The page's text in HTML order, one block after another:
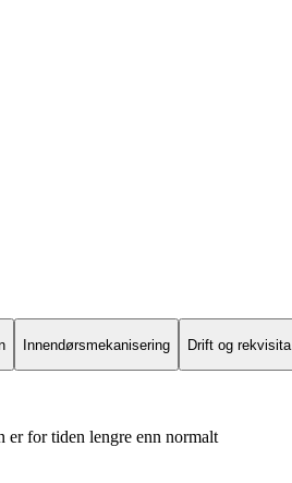
Innendørsmekanisering Drift og rekvisita
for tiden lengre enn normalt